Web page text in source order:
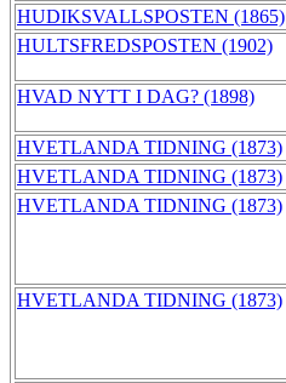
HUDIKSVALLSPOSTEN (1865)
HULTSFREDSPOSTEN (1902)
HVAD NYTT I DAG? (1898)
HVETLANDA TIDNING (1873)
HVETLANDA TIDNING (1873)
HVETLANDA TIDNING (1873)
HVETLANDA TIDNING (1873)